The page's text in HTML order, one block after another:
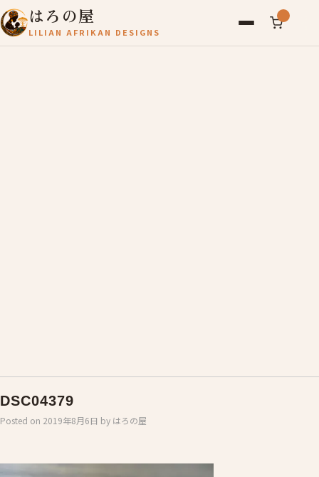
はろの屋
LILIAN AFRIKAN DESIGNS
DSC04379
Posted on 2019年8月6日 by はろの屋